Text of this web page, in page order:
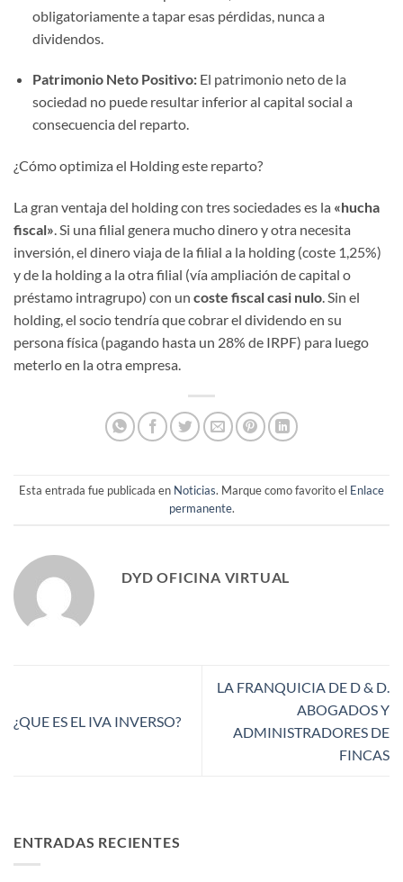
obligatoriamente a tapar esas pérdidas, nunca a
dividendos.
Patrimonio Neto Positivo:El patrimonio neto de la
sociedad no puede resultar inferior al capital social a
consecuencia del reparto.
¿Cómo optimiza el Holding este reparto?
La gran ventaja del holding con tres sociedades es la «hucha
fiscal». Si una filial genera mucho dinero y otra necesita
inversión, el dinero viaja de la filial a la holding (coste 1,25%)
y de la holding a la otra filial (vía ampliación de capital o
préstamo intragrupo) con un coste fiscal casi nulo. Sin el
holding, el socio tendría que cobrar el dividendo en su
persona física (pagando hasta un 28% de IRPF) para luego
meterlo en la otra empresa.
Esta entrada fue publicada en Noticias. Marque como favorito el Enlace
permanente.
DYD OFICINA VIRTUAL
¿QUE ES EL IVA INVERSO?
LA FRANQUICIA DE D & D.
ABOGADOS Y
ADMINISTRADORES DE
FINCAS
ENTRADAS RECIENTES